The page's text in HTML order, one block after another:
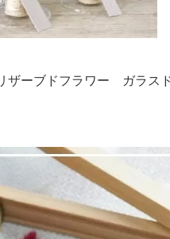
ザーブドフラワー ガラス